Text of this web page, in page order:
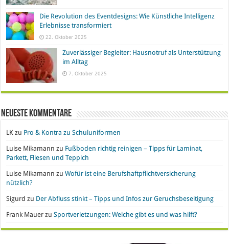
Die Revolution des Eventdesigns: Wie Künstliche Intelligenz
Erlebnisse transformiert
22. Oktober 2025
Zuverlässiger Begleiter: Hausnotruf als Unterstützung
im Alltag
7. Oktober 2025
Neueste Kommentare
LK zu Pro & Kontra zu Schuluniformen
Luise Mikamann zu Fußboden richtig reinigen – Tipps für Laminat,
Parkett, Fliesen und Teppich
Luise Mikamann zuWofür ist eine Berufshaftpflichtversicherung
nützlich?
Sigurd zu Der Abfluss stinkt – Tipps und Infos zur Geruchsbeseitigung
Frank Mauer zuSportverletzungen: Welche gibt es und was hilft?